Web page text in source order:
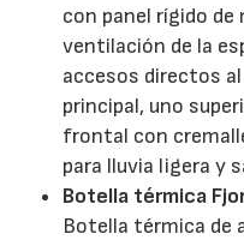
con panel rígido de
ventilación de la
accesos directos
principal, uno
frontal con
para lluvia ligera y
Botella térmica
Botella térmica de